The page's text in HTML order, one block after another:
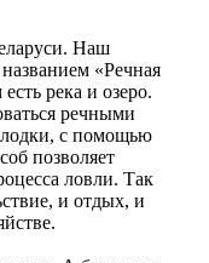
Наш
«Речная
река и озеро.
речными
с помощью
позволяет
ловли. Так
и отдых, и